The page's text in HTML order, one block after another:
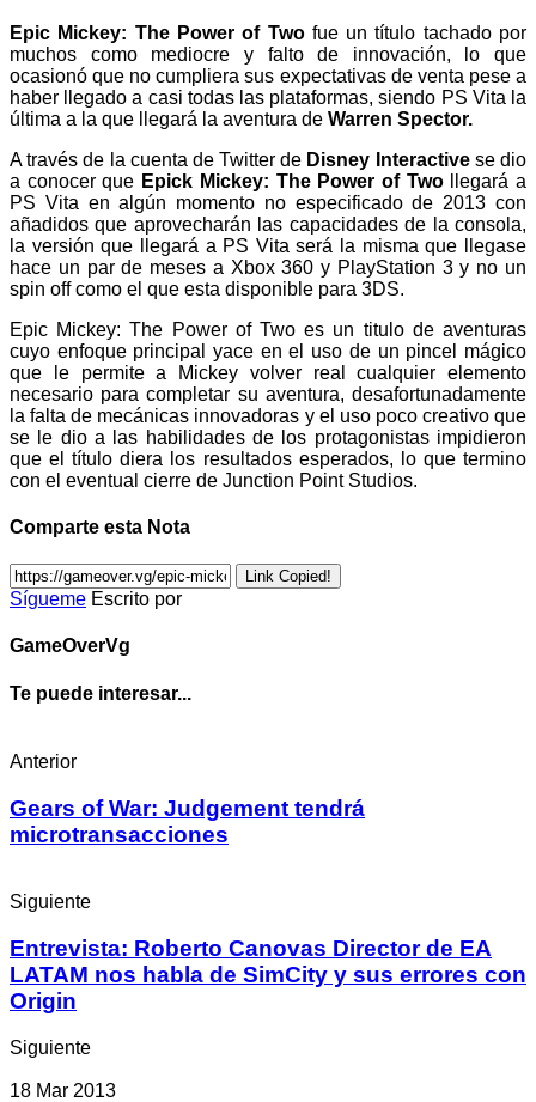
Epic Mickey: The Power of Twofue un título tachado por
muchos como mediocre y falto de innovación, lo que
ocasionó que no cumpliera sus expectativas de venta pese a
haber llegado a casi todas las plataformas, siendo PS Vita la
última a la que llegará la aventura de Warren Spector.
A través de la cuenta de Twitter de Disney Interactivese dio
a conocer que Epick Mickey: The Power of Twollegará a
PS Vita en algún momento no especificado de 2013 con
añadidos que aprovecharán las capacidades de la consola,
la versión que llegará a PS Vita será la misma que llegase
hace un par de meses a Xbox 360 y PlayStation 3 y no un
spin off como el que esta disponible para 3DS.
Epic Mickey: The Power of Two es un titulo de aventuras
cuyo enfoque principal yace en el uso de un pincel mágico
que le permite a Mickey volver real cualquier elemento
necesario para completar su aventura, desafortunadamente
la falta de mecánicas innovadoras y el uso poco creativo que
se le dio a las habilidades de los protagonistas impidieron
que el título diera los resultados esperados, lo que termino
con el eventual cierre de Junction Point Studios.
Comparte esta Nota
Link Copied!
Sígueme Escrito por
GameOverVg
Te puede interesar...
Anterior
Gears of War: Judgement tendrá
microtransacciones
Siguiente
Entrevista: Roberto Canovas Director de EA
LATAM nos habla de SimCity y sus errores con
Origin
Siguiente
18 Mar 2013